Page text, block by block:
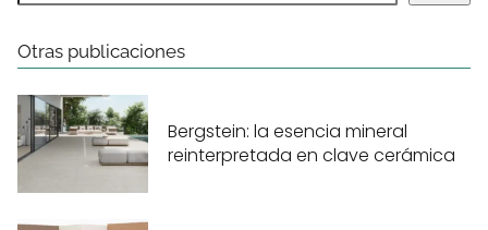
Otras publicaciones
Bergstein: la esencia mineral
reinterpretada en clave cerámica